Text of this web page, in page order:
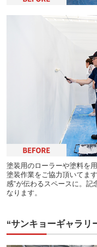
塗装用のローラーや塗料を
塗装作業をご協力頂いてま
感”が伝わるスペースに。記
なります。
“サンキョーギャラリ